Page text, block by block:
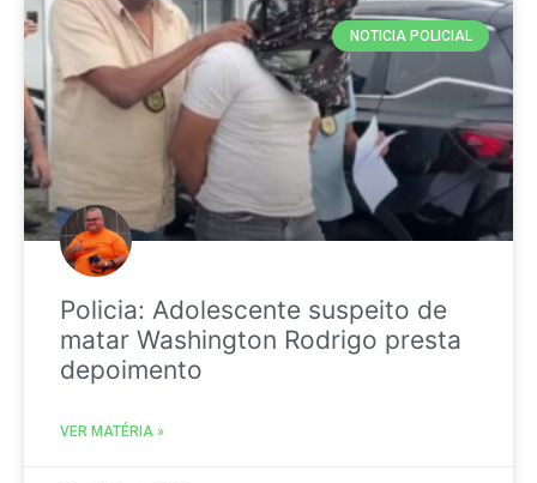
NOTICIA POLICIAL
Policia: Adolescente suspeito de
matar Washington Rodrigo presta
depoimento
VER MATÉRIA »